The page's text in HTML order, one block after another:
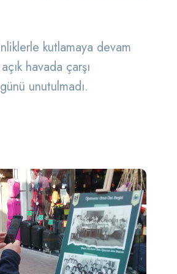
kutlamaya devam
havada çarşı
unutulmadı.